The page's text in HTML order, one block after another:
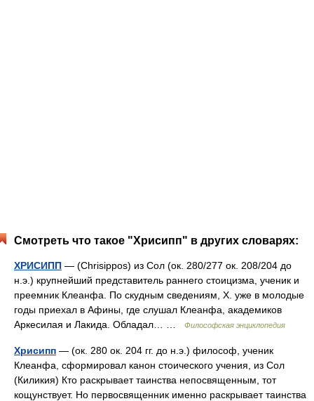
Смотреть что такое "Хрисипп" в других словарях:
ХРИСИПП — (Chrisippos) из Сол (ок. 280/277 ок. 208/204 до
н.э.) крупнейший представитель раннего стоицизма, ученик и
преемник Клеанфа. По скудным сведениям, X. уже в молодые
годы приехал в Афины, где слушал Клеанфа, академиков
Аркесилая и Лакида. Обладал… …
Философская энциклопедия
Хрисипп — (ок. 280 ок. 204 гг. до н.э.) философ, ученик
Клеанфа, сформировал канон стоического учения, из Сол
(Киликия) Кто раскрывает таинства непосвященным, тот
кощунствует. Но первосвященник именно раскрывает таинства